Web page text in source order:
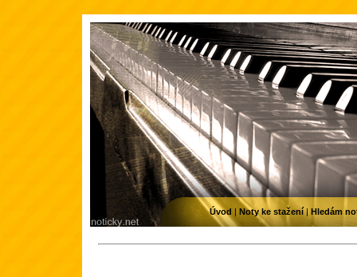
Úvod | Noty ke stažení| Hledám